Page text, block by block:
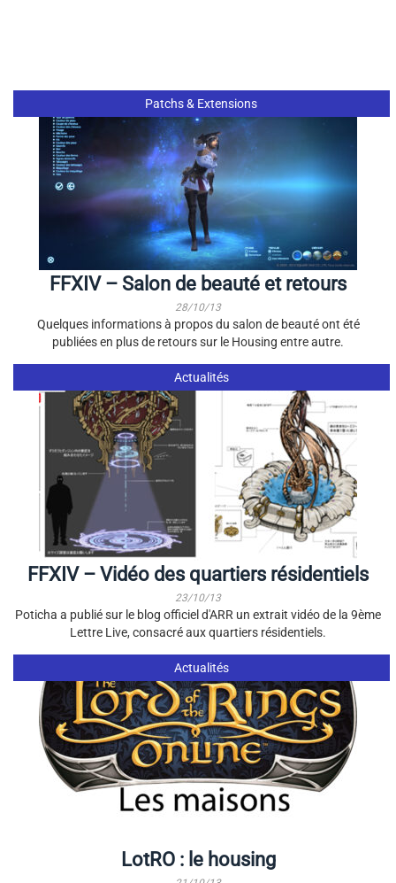
Patchs & Extensions
FFXIV – Salon de beauté et retours
28/10/13
Quelques informations à propos du salon de beauté ont été
publiées en plus de retours sur le Housing entre autre.
Actualités
FFXIV – Vidéo des quartiers résidentiels
23/10/13
Poticha a publié sur le blog officiel d'ARR un extrait vidéo de la 9ème
Lettre Live, consacré aux quartiers résidentiels.
Actualités
LotRO : le housing